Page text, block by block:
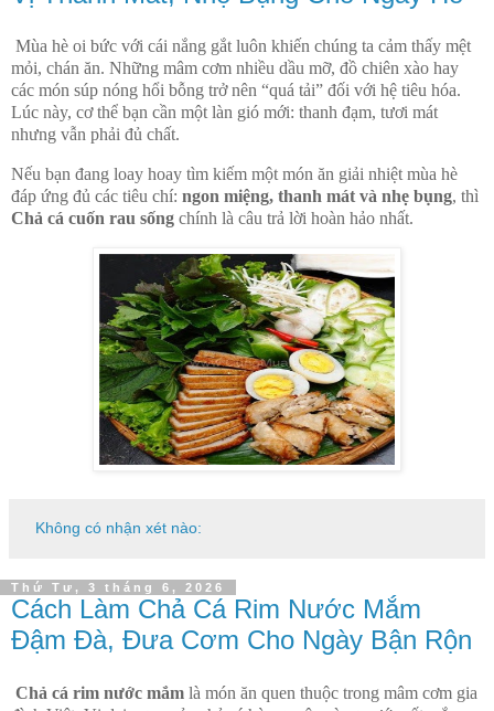
Mùa hè oi bức với cái nắng gắt luôn khiến chúng ta cảm thấy mệt
mỏi, chán ăn. Những mâm cơm nhiều dầu mỡ, đồ chiên xào hay
các món súp nóng hổi bỗng trở nên “quá tải” đối với hệ tiêu hóa.
Lúc này, cơ thể bạn cần một làn gió mới: thanh đạm, tươi mát
nhưng vẫn phải đủ chất.
Nếu bạn đang loay hoay tìm kiếm một món ăn giải nhiệt mùa hè
đáp ứng đủ các tiêu chí: ngon miệng, thanh mát và nhẹ bụng, thì
Chả cá cuốn rau sống chính là câu trả lời hoàn hảo nhất.
Không có nhận xét nào:
Thứ Tư, 3 tháng 6, 2026
Cách Làm Chả Cá Rim Nước Mắm
Đậm Đà, Đưa Cơm Cho Ngày Bận Rộn
Chả cá rim nước mắm là món ăn quen thuộc trong mâm cơm gia